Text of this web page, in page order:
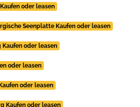
oder leasen
Seenplatte Kaufen oder leasen
Kaufen oder leasen
oder leasen
oder leasen
Kaufen oder leasen